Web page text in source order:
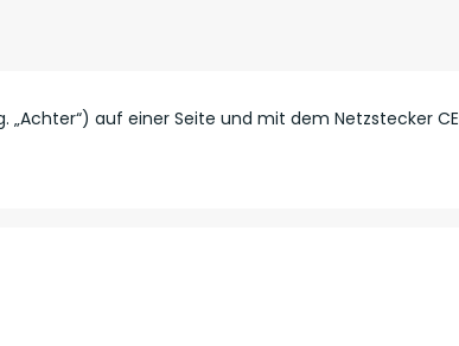
„Achter“) auf einer Seite und mit dem Netzstecker